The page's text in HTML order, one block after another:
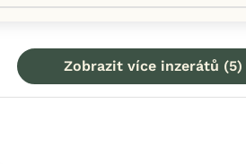
Zobrazit více inzerátů (5)